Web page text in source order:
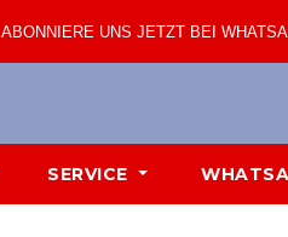
ABONNIERE UNS JETZT BEI
SERVICE